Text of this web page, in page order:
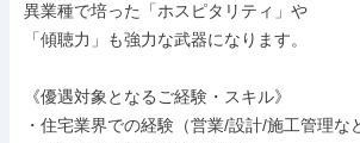
異業種で培った「ホスピタリティ」や
「傾聴力」も強力な武器になります。
《優遇対象となるご経験・スキル》
・住宅業界での経験（営業/設計/施工管理な